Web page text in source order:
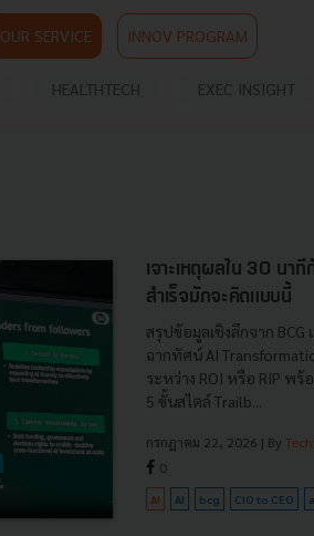
OUR SERVICE INNOV PROGRAM
HEALTHTECH EXEC INSIGHT
เจาะเหตุผลใน 30 นา
สำเร็จมักจะคิดแบบนี้
สรุปข้อมูลเชิงลึกจาก BCG
ฉากทัศน์ AI
ระหว่าง ROI หรือ RIP พ
5 ขั้นสไตล์ Trailb...
กรกฎาคม 22, 2026 | By
0
AI AI bcg CIO to CEO